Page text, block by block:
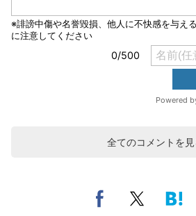
全てのコメントを見